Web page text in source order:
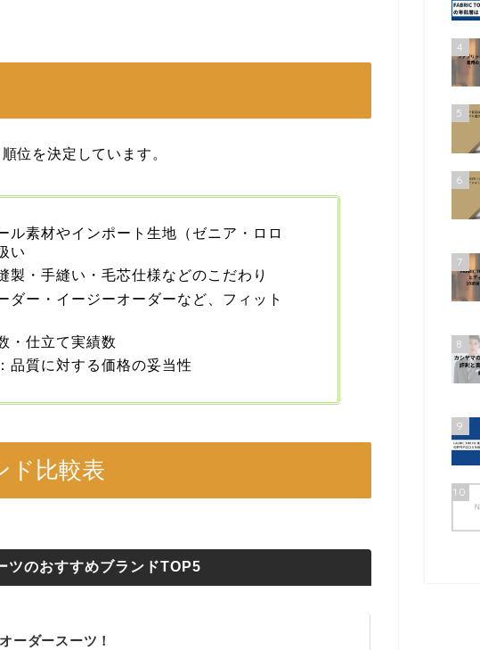
位を決定しています。
ル素材やインポート生地（ゼニア・ロロ
い
製・手縫い・毛芯仕様などのこだわり
ダー・イージーオーダーなど、フィット
・仕立て実績数
：品質に対する価格の妥当性
ド比較表
ツのおすすめブランドTOP5
ーダースーツ！
4
5
6
7
8
9
10